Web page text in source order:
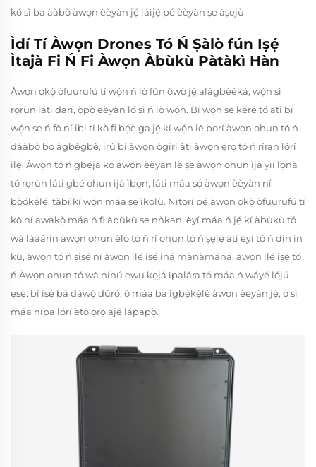
kó sì ba ààbò àwọn èèyàn jẹ́ láìjẹ́ pé èèyàn ṣe àṣejù.
Ìdí Tí Àwọn Drones Tó Ń Ṣàlò fún Iṣẹ́
Ìtajà Fi Ń Fi Àwọn Àbùkù Pàtàkì Hàn
Àwọn ọkọ̀ òfuurufú tí wọ́n ń lò fún òwò jẹ́ alágbèéká, wọ́n sì
rọrùn láti darí, ọ̀pọ̀ èèyàn ló sì ń lò wọ́n. Bí wọ́n ṣe kéré tó àti bí
wọ́n ṣe ń fò ní ibi tí kò fi bẹ́ẹ̀ ga jẹ́ kí wọ́n lè borí àwọn ohun tó ń
dáàbò bo àgbègbè, irú bí àwọn ògiri àti àwọn ẹ̀rọ tó ń ríran lórí
ilẹ̀. Àwọn tó ń gbéjà ko àwọn èèyàn lè ṣe àwọn ohun ìjà yìí lọ́nà
tó rọrùn láti gbé ohun ìjà ìbọn, láti máa ṣọ́ àwọn èèyàn ní
bòókẹ́lẹ́, tàbí kí wọ́n máa ṣe ìkọlù. Nítorí pé àwọn ọkọ̀ òfuurufú tí
kò ní awakọ̀ máa ń fi àbùkù ṣe nǹkan, èyí máa ń jẹ́ kí àbùkù tó
wà láàárín àwọn ohun èlò tó ń rí ohun tó ń ṣẹlẹ̀ àti èyí tó ń dín in
kù, àwọn tó ń ṣiṣẹ́ ní àwọn ilé iṣẹ́ iná mànàmáná, àwọn ilé iṣẹ́ tó
ń Àwọn ohun tó wà nínú ewu kọjá ìpalára tó máa ń wáyé lójú
ẹsẹ̀: bí iṣẹ́ bá dáwọ́ dúró, ó máa ba ìgbẹ́kẹ̀lé àwọn èèyàn jẹ́, ó sì
máa nípa lórí ètò ọrọ̀ ajé lápapọ̀.